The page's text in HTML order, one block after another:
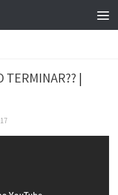
TERMINAR?? |